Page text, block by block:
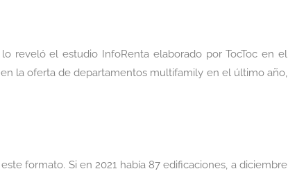
reveló el estudio InfoRenta elaborado por TocToc en el
la oferta de departamentos multifamily en el último año,
formato. Si en 2021 había 87 edificaciones, a diciembre